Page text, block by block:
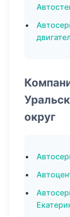
округ